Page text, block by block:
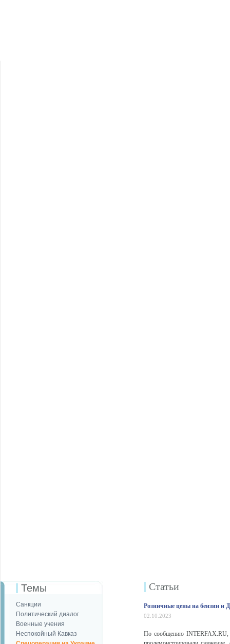
Темы
Санкции
Политический диалог
Военные учения
Неспокойный Кавказ
Статьи
Розничные цены на бензин и
02.10.2023
По сообщению INTERFAX.RU,